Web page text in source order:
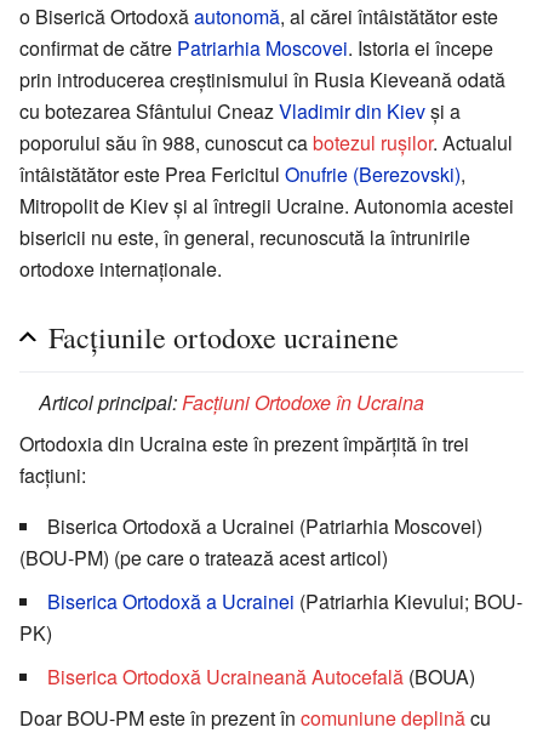
o Biserică Ortodoxăautonomă, al cărei întâistătător este
confirmat de către Patriarhia Moscovei. Istoria ei începe
prin introducerea creştinismului în Rusia Kieveană odată
cu botezarea Sfântului CneazVladimir din Kievşi a
poporului său în 988, cunoscut cabotezul rușilor. Actualul
întâistătător este Prea Fericitul Onufrie (Berezovski),
Mitropolit de Kiev și al întregii Ucraine. Autonomia acestei
bisericii nu este, în general, recunoscută la întrunirile
ortodoxe internaționale.
Facțiunile ortodoxe ucrainene
Articol principal:Facţiuni Ortodoxe în Ucraina
Ortodoxia din Ucraina este în prezent împărțită în trei
facțiuni:
Biserica Ortodoxă a Ucrainei (Patriarhia Moscovei)
(BOU-PM) (pe care o tratează acest articol)
Biserica Ortodoxă a Ucrainei (Patriarhia Kievului; BOU-
PK)
Biserica Ortodoxă Ucraineană Autocefală (BOUA)
Doar BOU-PM este în prezent în comuniune deplinăcu